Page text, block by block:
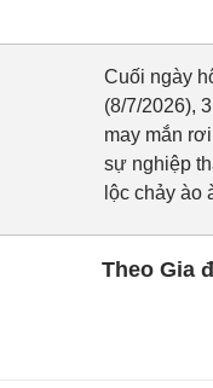
Cuối ngày
(8/7/2026),
may mắn
sự nghiệp
lộc chảy ào
Theo Gia